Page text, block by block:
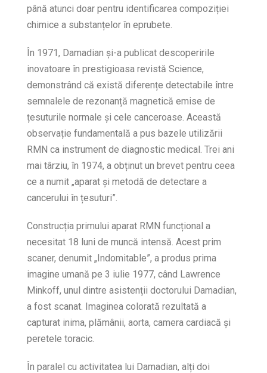
până atunci doar pentru identificarea compoziției
chimice a substanțelor în eprubete.
În 1971, Damadian și-a publicat descoperirile
inovatoare în prestigioasa revistă Science,
demonstrând că există diferențe detectabile între
semnalele de rezonanță magnetică emise de
țesuturile normale și cele canceroase. Această
observație fundamentală a pus bazele utilizării
RMN ca instrument de diagnostic medical. Trei ani
mai târziu, în 1974, a obținut un brevet pentru ceea
ce a numit „aparat și metodă de detectare a
cancerului în țesuturi”.
Construcția primului aparat RMN funcțional a
necesitat 18 luni de muncă intensă. Acest prim
scaner, denumit „Indomitable”, a produs prima
imagine umană pe 3 iulie 1977, când Lawrence
Minkoff, unul dintre asistenții doctorului Damadian,
a fost scanat. Imaginea colorată rezultată a
capturat inima, plămânii, aorta, camera cardiacă și
peretele toracic.
În paralel cu activitatea lui Damadian, alți doi